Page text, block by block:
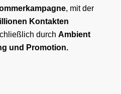
, mit der
Kontakten
durch Ambient
und Promotion.